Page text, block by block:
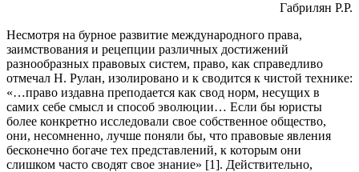
Габрилян Р.Р.
Несмотря на бурное развитие международного права,
заимствования и рецепции различных достижений
разнообразных правовых систем, право, как справедливо
отмечал Н. Рулан, изолировано и к сводится к чистой технике:
«…право издавна преподается как свод норм, несущих в
самих себе смысл и способ эволюции… Если бы юристы
более конкретно исследовали свое собственное общество,
они, несомненно, лучше поняли бы, что правовые явления
бесконечно богаче тех представлений, к которым они
слишком часто сводят свое знание» [1]. Действительно,